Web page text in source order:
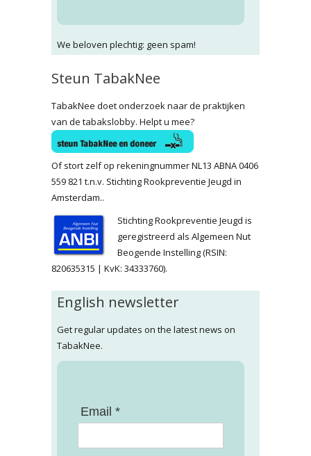
We beloven plechtig: geen spam!
Steun TabakNee
TabakNee doet onderzoek naar de praktijken
van de tabakslobby. Helpt u mee?
Of stort zelf op rekeningnummer NL13 ABNA 0406
559 821 t.n.v. Stichting Rookpreventie Jeugd in
Amsterdam..
Stichting Rookpreventie Jeugd is
geregistreerd als Algemeen Nut
Beogende Instelling (RSIN:
820635315 | KvK: 34333760).
English newsletter
Get regular updates on the latest news on
TabakNee.
Email *